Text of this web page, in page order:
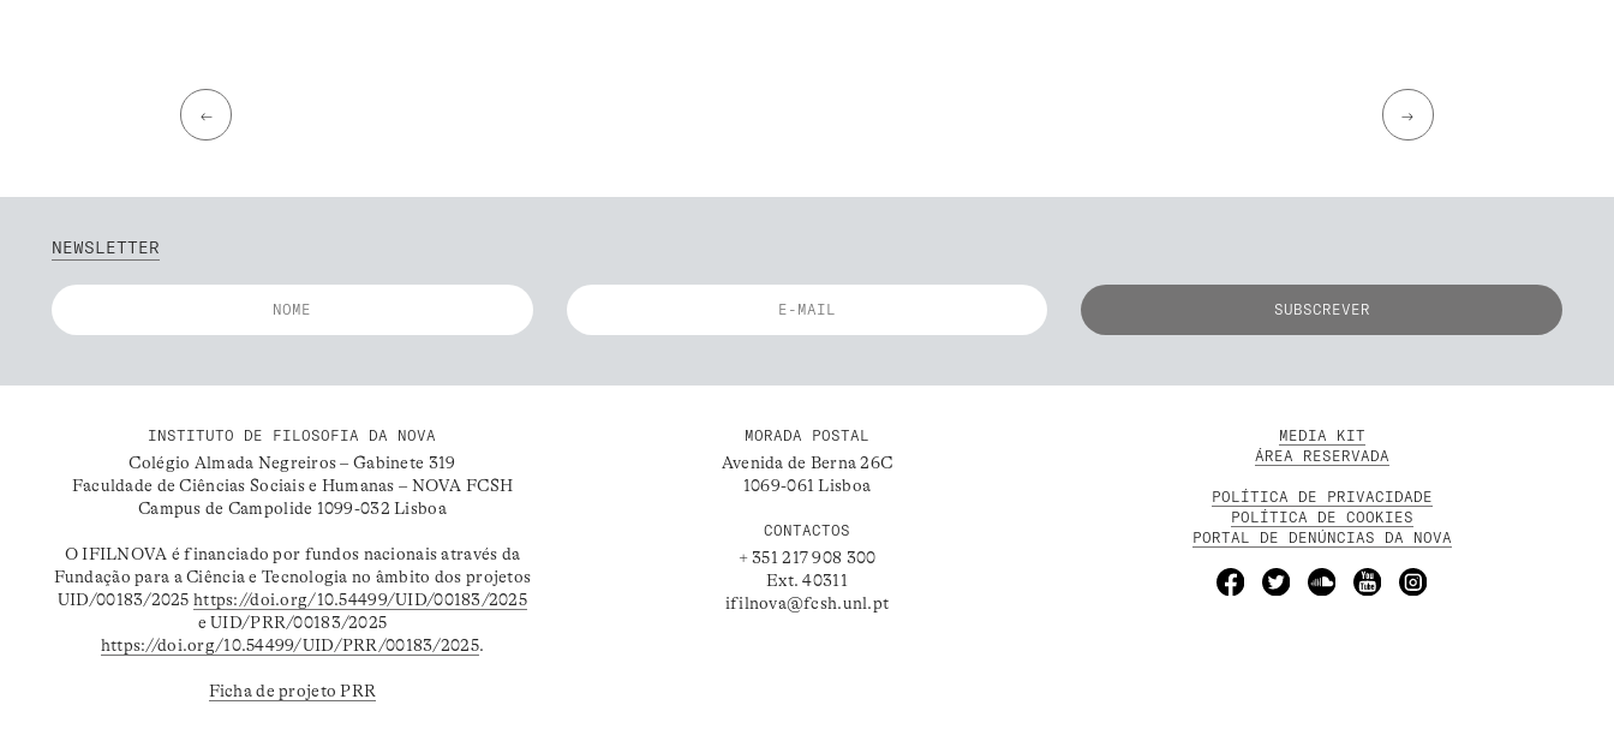
← →
NEWSLETTER
INSTITUTO DE FILOSOFIA DA NOVA
Colégio Almada Negreiros – Gabinete 319
Faculdade de Ciências Sociais e Humanas – NOVA FCSH
Campus de Campolide 1099-032 Lisboa
O IFILNOVA é financiado por fundos nacionais através da
Fundação para a Ciência e Tecnologia no âmbito dos projetos
UID/00183/2025https://doi.org/10.54499/UID/00183/2025
e UID/PRR/00183/2025
https://doi.org/10.54499/UID/PRR/00183/2025.
Ficha de projeto PRR
MORADA POSTAL
Avenida de Berna 26C
1069-061 Lisboa
CONTACTOS
+ 351 217 908 300
Ext. 40311
ifilnova@fcsh.unl.pt
MEDIA KIT
ÁREA RESERVADA
POLÍTICA DE PRIVACIDADE
POLÍTICA DE COOKIES
PORTAL DE DENÚNCIAS DA NOVA